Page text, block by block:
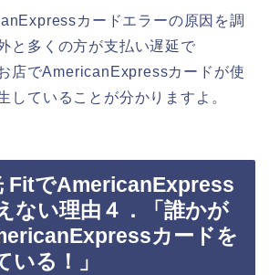
カードエラーの原因を調
と多くの方が支払い遅延で
店でAmericanExpressカードが使
していることが分かりますよ。
FitでAmericanExpress
ない理由４．「誰かが
カードを
いる！」